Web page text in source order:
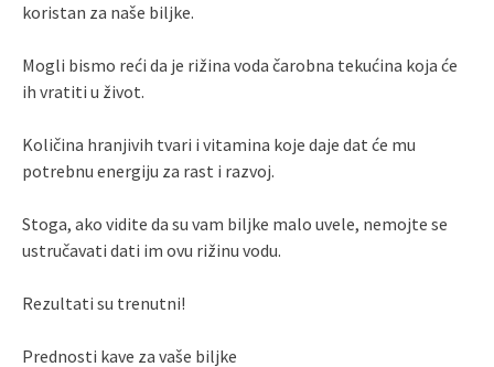
koristan za naše biljke.
Mogli bismo reći da je rižina voda čarobna tekućina koja će
ih vratiti u život.
Količina hranjivih tvari i vitamina koje daje dat će mu
potrebnu energiju za rast i razvoj.
Stoga, ako vidite da su vam biljke malo uvele, nemojte se
ustručavati dati im ovu rižinu vodu.
Rezultati su trenutni!
Prednosti kave za vaše biljke